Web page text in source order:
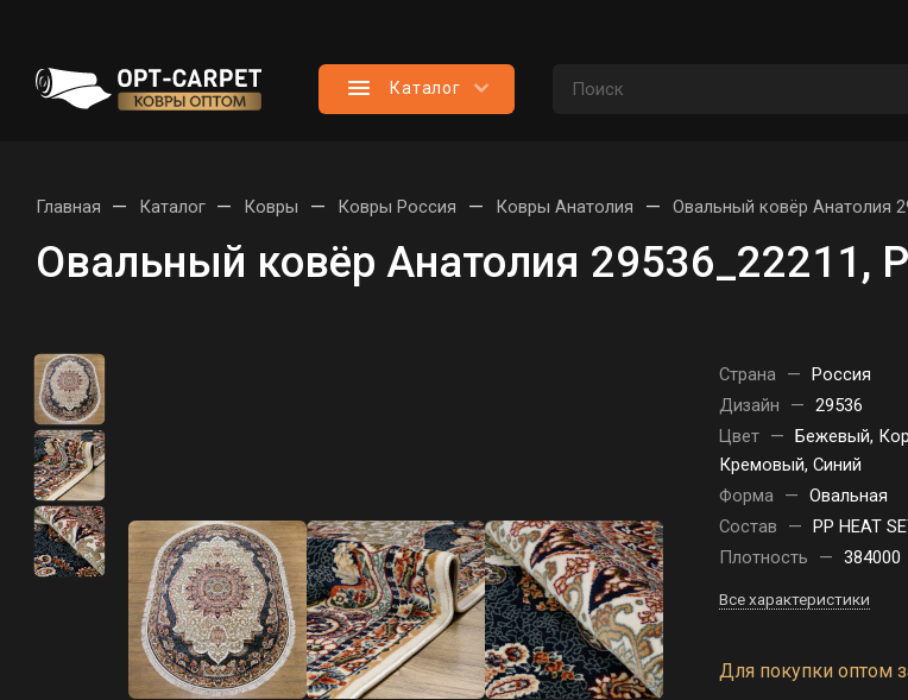
Каталог
Главная — Каталог — Ковры — Ковры Россия — Ковры Анатолия — Овальный ковёр Анатолия
Овальный ковёр Анатолия 29536_22211,
Страна — Россия
Дизайн
— 29536
Цвет — Бежевый,
Кремовый, Синий
Форма — Овальная
Состав
— PP HEAT
Плотность
— 384000
Все характеристики
Для покупки оптом